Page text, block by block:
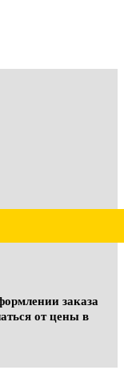
заказа
от цены в